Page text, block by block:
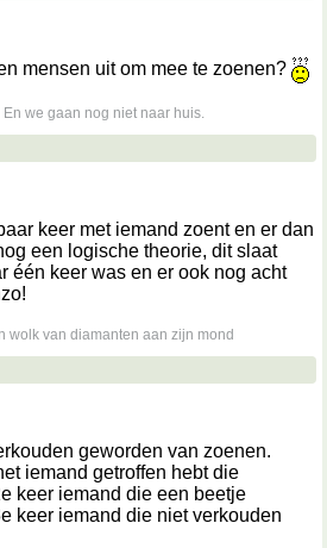
mensen uit om mee te zoenen?
En we gaan nog niet naar huis.
keer met iemand zoent en er dan
een logische theorie, dit slaat
één keer was en er ook nog acht
wolk van diamanten aan zijn mond
geworden van zoenen.
iemand getroffen hebt die
keer iemand die een beetje
keer iemand die niet verkouden